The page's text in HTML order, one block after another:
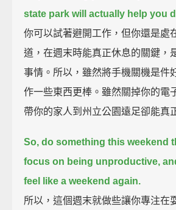
state park will actually help you
你可以試著避開工作，但你還是處
道，在週末時能真正休息的關鍵，
事情。所以，雖然將手機關機是件
作一些東西更棒。雖然關掉你的電
帶你的家人到州立公園遠足卻能真
So, do something this weekend
focus on being unproductive,
feel like a weekend again.
所以，這個週末就做些讓你專注在